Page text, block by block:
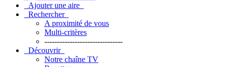
Ajouter une aire
Rechercher
A proximité de vous
Multi-critères
-------------------------------
Découvrir
Notre chaîne TV